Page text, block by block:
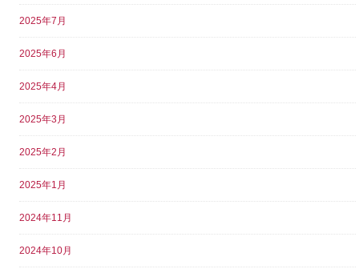
2025年7月
2025年6月
2025年4月
2025年3月
2025年2月
2025年1月
2024年11月
2024年10月